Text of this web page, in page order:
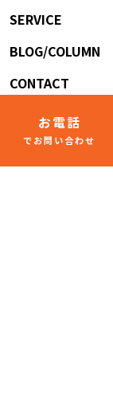
SERVICE
BLOG/COLUMN
CONTACT
お電話
でお問い合わせ